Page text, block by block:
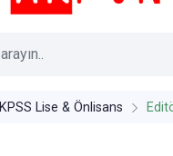
KPSS Lise & Önlisans